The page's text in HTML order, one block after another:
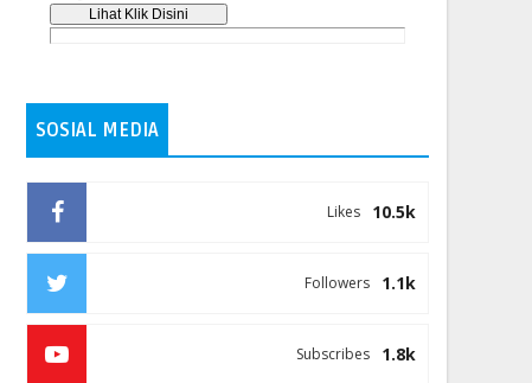
SOSIAL MEDIA
10.5k
Likes
1.1k
Followers
1.8k
Subscribes